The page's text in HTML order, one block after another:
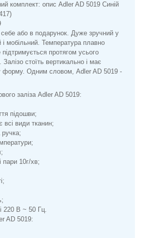
комплект: опис Adler AD 5019 Синій
себе або в подарунок. Дуже зручний у
і мобільний. Температура плавно
протягом усього
стоїть вертикально і має
форму. Одним словом, Adler AD 5019 -
заліза Adler AD 5019:
підошви;
всі види тканин;
ручка;
пари 10г/хв;
220 В ~ 50 Гц.
AD 5019: